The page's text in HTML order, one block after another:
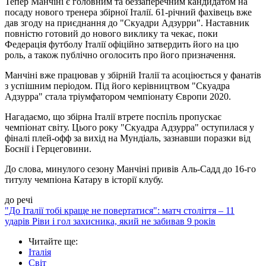
посаду нового тренера збірної Італії. 61-річний фахівець вже
дав згоду на приєднання до "Скуадри Адзурри". Наставник
повністю готовий до нового виклику та чекає, поки
Федерація футболу Італії офіційно затвердить його на цю
роль, а також публічно оголосить про його призначення.
Манчіні вже працював у збірній Італії та асоціюється у фанатів
з успішним періодом. Під його керівництвом "Скуадра
Адзурра" стала тріумфатором чемпіонату Європи 2020.
Нагадаємо, що збірна Італії втрете поспіль пропускає
чемпіонат світу. Цього року "Скуадра Адзурра" оступилася у
фіналі плей-офф за вихід на Мундіаль, зазнавши поразки від
Боснії і Герцеговини.
До слова, минулого сезону Манчіні привів Аль-Садд до 16-го
титулу чемпіона Катару в історії клубу.
до речі
"До Італії тобі краще не повертатися": матч століття – 11
ударів Ріви і гол захисника, який не забивав 9 років
Читайте ще:
Італія
Світ